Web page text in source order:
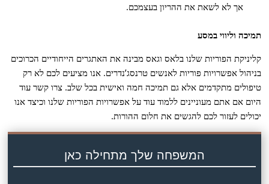
אך לא לשאת את ההריון בעצמכם.
תמיכה וליווי במסע
קליניקת הפוריות שלנו בלאס וגאס מבינה את האתגרים הייחודיים הכרוכים
בניהול אפשרויות פוריות לאנשים טרנסג’נדרים. אנו מציעים לכם לא רק
טיפולים מתקדמים אלא גם תמיכה חמה ואישית בכל שלב. צרו קשר עוד
היום אם אתם מעוניינים ללמוד עוד על אפשרויות הפוריות שלנו וכיצד אנו
יכולים לעזור לכם להגשים את חלום ההורות.
המשפחה שלך מתחילה כאן